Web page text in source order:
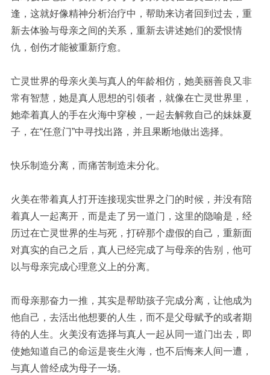
逢，这就好像精神分析治疗中，帮助来访者回到过去，重
新去体验与母亲之间的关系，重新去讲述她们的爱恨情
仇，创伤才能被重新疗愈。
亡灵世界的母亲火美与真人的年龄相仿，她美丽善良又非
常有智慧，她是真人思想的引领者，就像在亡灵世界里，
她牵着真人的手在火海中穿梭，一起去解救自己的妹妹夏
子，在“任意门”中寻找出路，并且果断地做出选择。
快乐制造分离，而痛苦制造未分化。
火美在带着真人打开连接现实世界之门的时候，并没有陪
着真人一起离开，而是走了另一道门，这里的隐喻是，经
历过在亡灵世界的生与死，打碎那个虚假的自己，重新面
对真实的自己之后，真人已经完成了与母亲的告别，他可
以与母亲完成心理意义上的分离。
而母亲那奋力一推，其实是帮助孩子完成分离，让他成为
他自己，去活出他想要的人生，而不是父母赋予的或者期
待的人生。火美没有选择与真人一起从同一道门出去，即
使她知道自己的命运是丧生火海，也不后悔来人间一遭，
与真人曾经成为母子一场。